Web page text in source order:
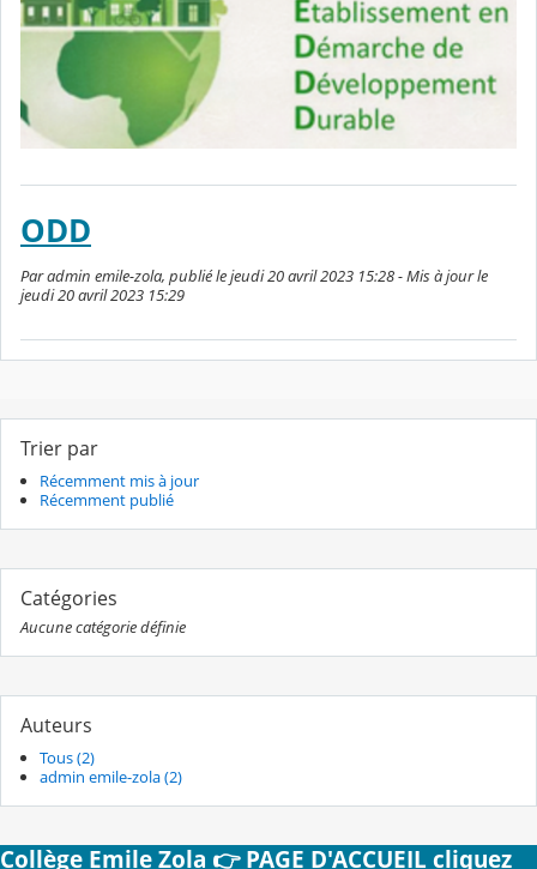
ODD
Par admin emile-zola, publié le jeudi 20 avril 2023 15:28 - Mis à jour le
jeudi 20 avril 2023 15:29
Trier par
Récemment mis à jour
Récemment publié
Catégories
Aucune catégorie définie
Auteurs
Tous (2)
admin emile-zola (2)
Collège Emile Zola 👉 PAGE D'ACCUEIL cliquez